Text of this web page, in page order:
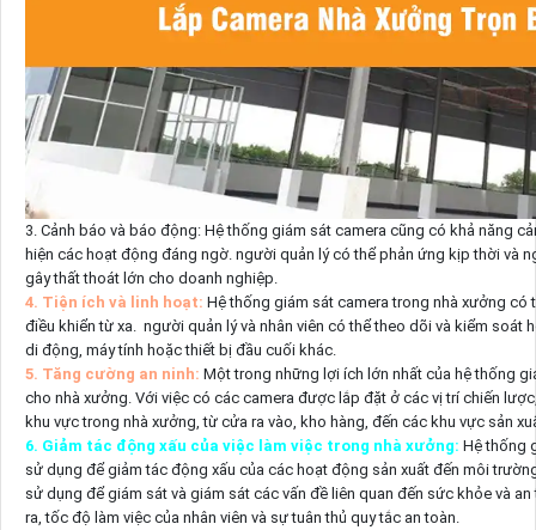
3. Cảnh báo và báo động: Hệ thống giám sát camera cũng có khả năng
hiện các hoạt động đáng ngờ. người quản lý có thể phản ứng kịp thời và
gây thất thoát lớn cho doanh nghiệp.
4. Tiện ích và linh hoạt: Hệ thống giám sát camera trong nhà xưởng có
điều khiển từ xa. người quản lý và nhân viên có thể theo dõi và kiểm soát
di động, máy tính hoặc thiết bị đầu cuối khác.
5. Tăng cường an ninh: Một trong những lợi ích lớn nhất của hệ thống
cho nhà xưởng. Với việc có các camera được lắp đặt ở các vị trí chiến
khu vực trong nhà xưởng, từ cửa ra vào, kho hàng, đến các khu vực sản
6. Giảm tác động xấu của việc làm việc trong nhà xưởng: Hệ thống
sử dụng để giảm tác động xấu của các hoạt động sản xuất đến môi
sử dụng để giám sát và giám sát các vấn đề liên quan đến sức khỏe và
ra, tốc độ làm việc của nhân viên và sự tuân thủ quy tắc an toàn.